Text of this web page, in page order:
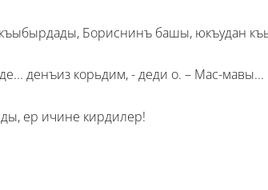
къыбырдады, Бориснинъ башы, юкъудан
денъиз корьдим, - деди о. – Мас-мавы...
ер ичине кирдилер!